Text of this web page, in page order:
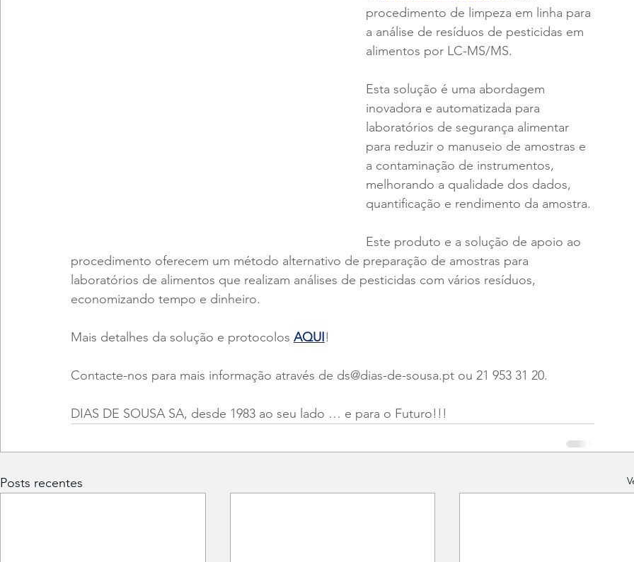
procedimento de limpeza em linha para
a análise de resíduos de pesticidas em
alimentos por LC-MS/MS.
Esta solução é uma abordagem
inovadora e automatizada para
laboratórios de segurança alimentar
para reduzir o manuseio de amostras e
a contaminação de instrumentos,
melhorando a qualidade dos dados,
quantificação e rendimento da amostra.
Este produto e a solução de apoio ao
procedimento oferecem um método alternativo de preparação de amostras para
laboratórios de alimentos que realizam análises de pesticidas com vários resíduos,
economizando tempo e dinheiro.
Mais detalhes da solução e protocolos AQUI!
Contacte-nos para mais informação através de ds@dias-de-sousa.pt ou 21 953 31 20.
DIAS DE SOUSA SA, desde 1983 ao seu lado … e para o Futuro!!!
Posts recentes